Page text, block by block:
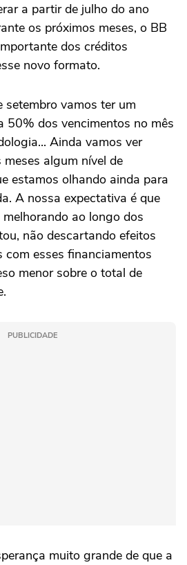
a partir de julho do ano
os próximos meses, o BB
dos créditos
novo formato.
setembro vamos ter um
50% dos vencimentos no mês
Ainda vamos ver
algum nível de
estamos olhando ainda para
A nossa expectativa é que
ao longo dos
não descartando efeitos
esses financiamentos
menor sobre o total de
PUBLICIDADE
muito grande de que a